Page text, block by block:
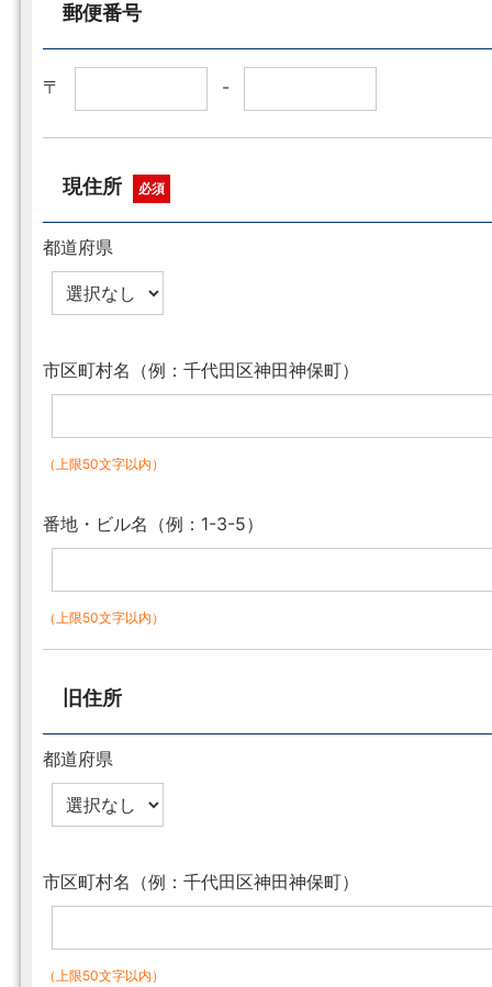
郵便番号
〒 -
現住所 必須
都道府県
市区町村名（例：千代田区神田神保町）
（上限50文字以内）
番地・ビル名（例：1-3-5）
（上限50文字以内）
旧住所
都道府県
市区町村名（例：千代田区神田神保町）
（上限50文字以内）